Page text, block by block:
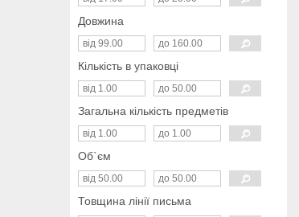
Довжина
Кількість в упаковці
Загальна кількість предметів
Об`єм
Товщина лінії письма